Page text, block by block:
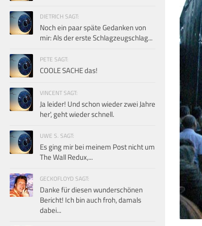
DIETRICH SAGT:
Noch ein paar späte Gedanken von
mir: Als der erste Schlagzeugschlag...
PETE SAGT:
COOLE SACHE das!
VINCENT SAGT:
Ja leider! Und schon wieder zwei Jahre
her', geht wieder schnell.
UWE S. SAGT:
Es ging mir bei meinem Post nicht um
The Wall Redux,...
GECKOFLOYD SAGT:
Danke für diesen wunderschönen
Bericht! Ich bin auch froh, damals
dabei...